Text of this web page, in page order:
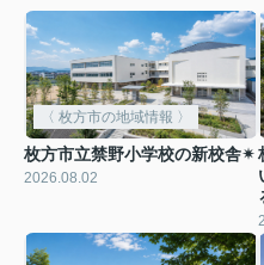
〈 枚方市の地域情報 〉
枚方市立禁野小学校の新校舎✴︎
2026.08.02